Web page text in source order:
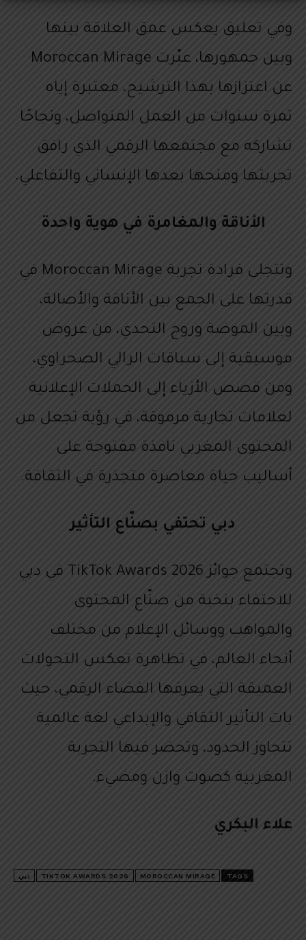
وفي تعليق يعكس عمق العلاقة بينها
وبين جمهورها، عبّرت Moroccan Mirage
عن اعتزازها بهذا الترشيح، معتبرة إياه
ثمرة سنوات من العمل المتواصل، ونجاحًا
تشاركه مع مجتمعها الرقمي الذي رافق
تجربتها ومنحها بعدها الإنساني والتفاعلي.
الأناقة والمغامرة في هوية واحدة
وتتجلى فرادة تجربة Moroccan Mirage في
قدرتها على الجمع بين الأناقة والأصالة،
وبين الموضة وروح التحدي، من عروض
موسيقية إلى سباقات الرالي الصحراوي،
ومن قصص الأزياء إلى الحملات الإعلانية
لعلامات تجارية مرموقة، في رؤية تجعل من
المحتوى المغربي نافذة مفتوحة على
أساليب حياة معاصرة متجذرة في الثقافة.
دبي تحتفي بصنّاع التأثير
وتجتمع جوائز TikTok Awards 2026 في دبي
للاحتفاء بنخبة من صنّاع المحتوى
والمواهب ووسائل الإعلام من مختلف
أنحاء العالم، في تظاهرة تعكس التحولات
العميقة التي يعرفها الفضاء الرقمي، حيث
بات التأثير الثقافي والإبداعي لغة عالمية
تتجاوز الحدود، وتحضر فيها التجربة
المغربية كصوت وازن ومضيء.
علاء البكري
TAGS
MOROCCAN MIRAGE
TIKTOK AWARDS 2026 دبي